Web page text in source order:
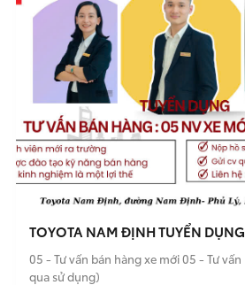
TOYOTA NAM ĐỊNH TUYỂN DỤNG
05 - Tư vấn bán hàng xe mới 05 - Tư vấn bán hàng xe cũ (đã
qua sử dụng)